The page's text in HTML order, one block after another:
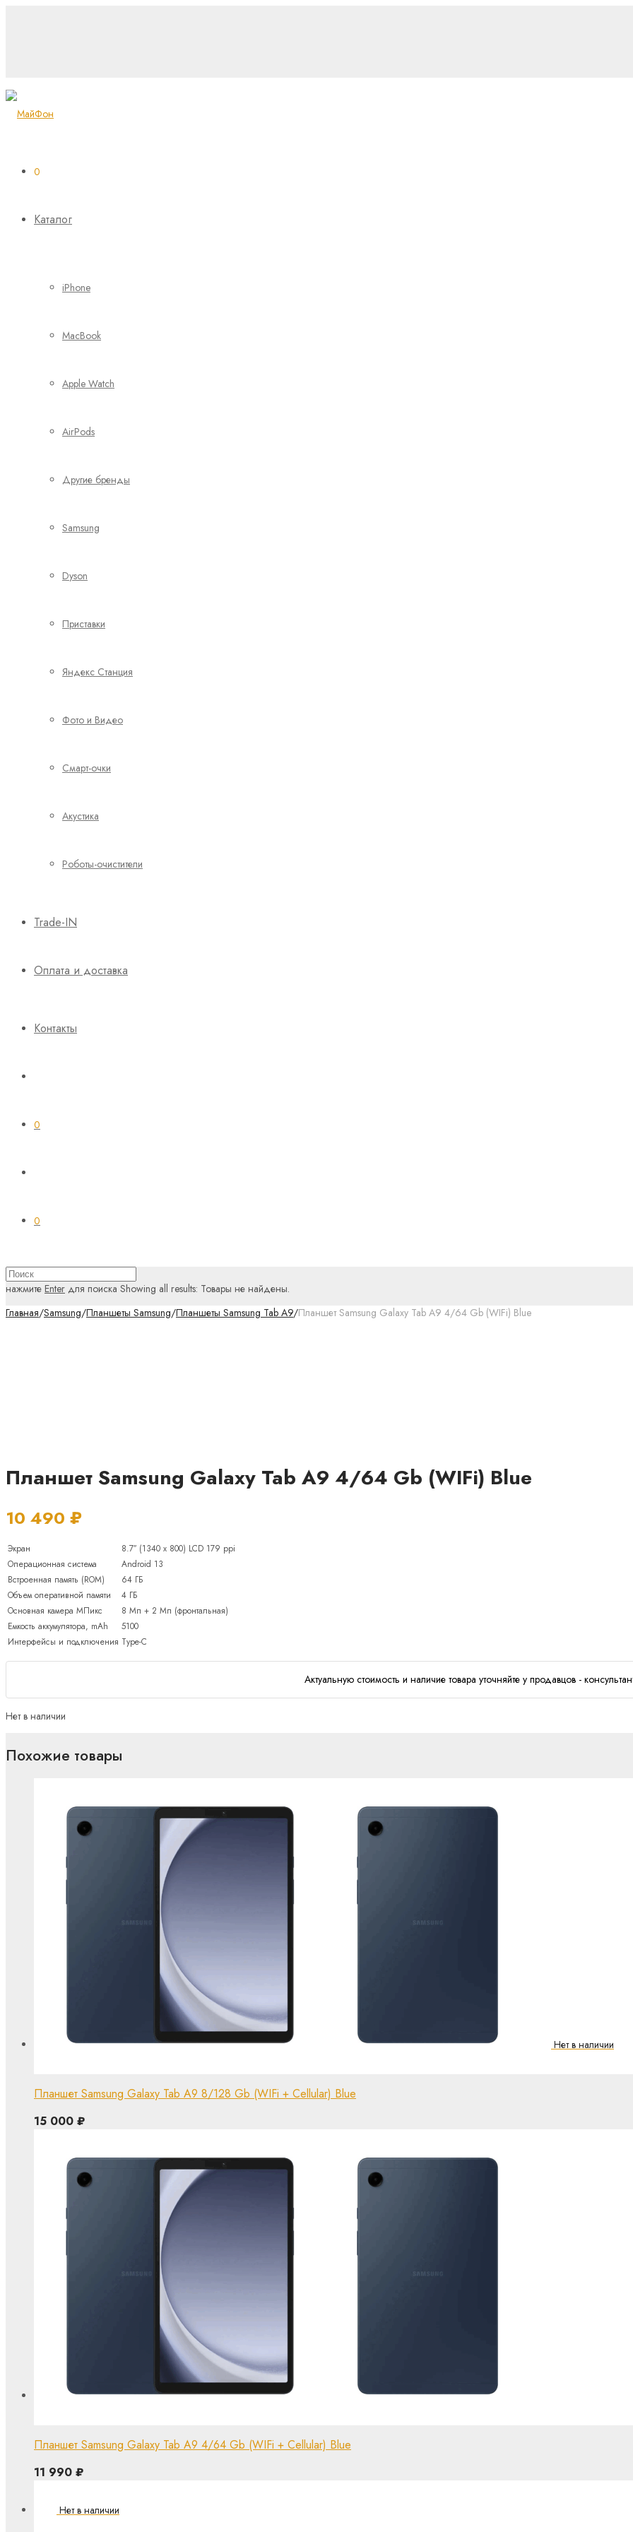
0
Каталог
iPhone
MacBook
Apple Watch
AirPods
Другие бренды
Samsung
Dyson
Приставки
Яндекс Станция
Фото и Видео
Смарт-очки
Акустика
Роботы-очистители
Trade-IN
Оплата и доставка
Контакты
0
0
нажмите Enter для поиска Showing all results: Товары не найдены.
Главная/Samsung/Планшеты Samsung/Планшеты Samsung Tab A9/Планшет Samsung Galaxy Tab A9 4/64 Gb (WIFi) Blue
Планшет Samsung Galaxy Tab A9 4/64 Gb (WIFi) Blue
10 490 ₽
Экран
8.7″ (1340 x 800) LCD 179 ppi
Операционная система
Android 13
Встроенная память (ROM)
64 ГБ
Объем оперативной памяти
4 ГБ
Основная камера МПикс
8 Мп + 2 Мп (фронтальная)
Емкость аккумулятора, mAh
5100
Интерфейсы и подключения Type-C
Актуальную стоимость и наличие товара уточняйте у продавцов -
Нет в наличии
Похожие товары
Планшет Samsung Galaxy Tab A9 8/128 Gb (WIFi + Cellular) Blue
15 000 ₽
Планшет Samsung Galaxy Tab A9 4/64 Gb (WIFi + Cellular) Blue
11 990 ₽